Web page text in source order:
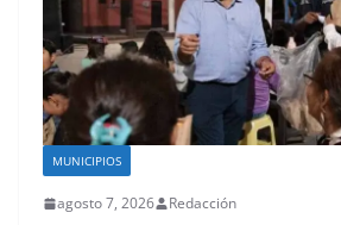
MUNICIPIOS
agosto 7, 2026 Redacción